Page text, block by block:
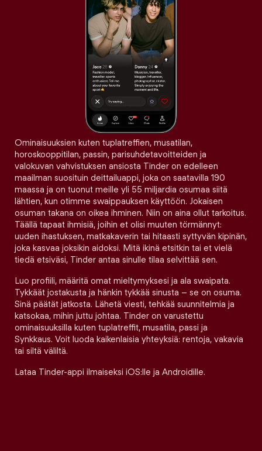
Ominaisuuksien kuten tuplatreffien, musatilan,
horoskooppitilan, passin, parisuhdetavoitteiden ja
valokuvan vahvistuksen ansiosta Tinder on edelleen
maailman suosituin deittailuappi, joka on saatavilla 190
maassa ja on tuonut meille yli 55 miljardia osumaa siitä
lähtien, kun otimme swaippauksen käyttöön. Jokaisen
osuman takana on oikea ihminen. Niin on aina ollut tarkoitus.
Täällä tapaat ihmisiä, joihin et olisi muuten törmännyt:
uuden ihastuksen, matkakaverin tai hitaasti syttyvän kipinän,
joka kasvaa joksikin aidoksi. Mitä ikinä etsitkin tai et vielä
tiedä etsiväsi, Tinder antaa sinulle tilaa selvittää sen.
Luo profiili, määritä omat mieltymyksesi ja ala swaipata.
Tykkäät jostakusta ja hänkin tykkää sinusta – se on osuma.
Sinä päätät jatkosta. Lähetä viesti, tehkää suunnitelmia ja
katsokaa, mihin juttu johtaa. Tinder on varustettu
ominaisuuksilla kuten tuplatreffit, musatila, passi ja
Synkkaus. Voit luoda kaikenlaisia yhteyksiä: rentoja, vakavia
tai siltä väliltä.
Lataa Tinder-appi ilmaiseksi iOS:lle ja Androidille.